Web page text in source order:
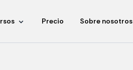
Precio Sobre nosotros